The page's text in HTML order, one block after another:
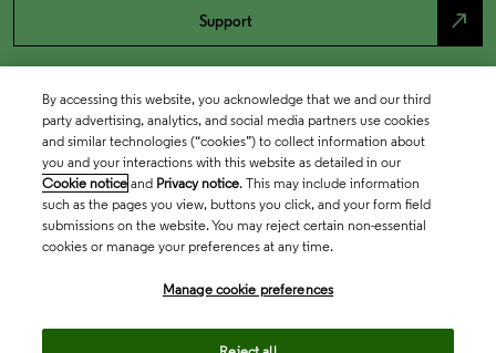
Support north_east
By accessing this website, you acknowledge that we and our third
party advertising, analytics, and social media partners use cookies
and similar technologies (“cookies”) to collect information about
you and your interactions with this website as detailed in our
Cookie notice and Privacy notice. This may include information
such as the pages you view, buttons you click, and your form field
submissions on the website. You may reject certain non-essential
cookies or manage your preferences at any time.
Manage cookie preferences